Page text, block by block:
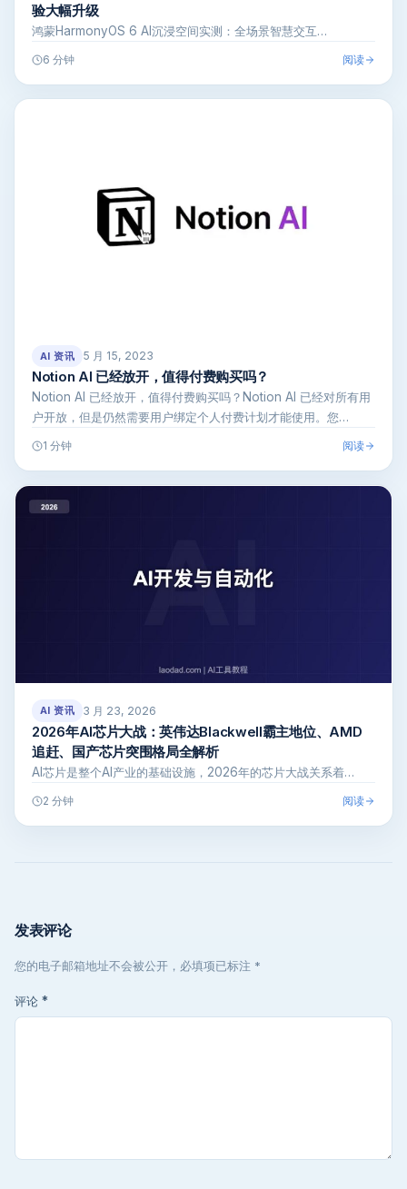
验大幅升级
鸿蒙HarmonyOS 6 AI沉浸空间实测：全场景智慧交互…
6 分钟 阅读
AI 资讯 5 月 15, 2023
Notion AI 已经放开，值得付费购买吗？
Notion AI 已经放开，值得付费购买吗？Notion AI 已经对所有用
户开放，但是仍然需要用户绑定个人付费计划才能使用。您…
1 分钟 阅读
AI 资讯 3 月 23, 2026
2026年AI芯片大战：英伟达Blackwell霸主地位、AMD
追赶、国产芯片突围格局全解析
AI芯片是整个AI产业的基础设施，2026年的芯片大战关系着…
2 分钟 阅读
发表评论
您的电子邮箱地址不会被公开，必填项已标注 *
评论 *